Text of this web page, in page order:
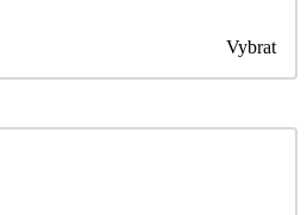
Vybrat